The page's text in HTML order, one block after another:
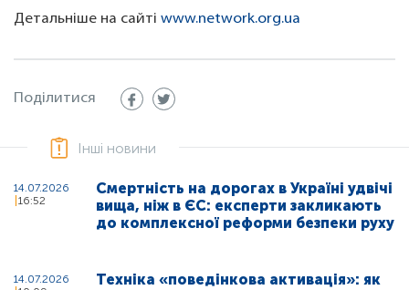
Детальніше на сайті www.network.org.ua
Поділитися
Інші новини
14.07.2026
16:52
Смертність на дорогах в Україні удвічі
вища, ніж в ЄС: експерти закликають
до комплексної реформи безпеки руху
14.07.2026
Техніка «поведінкова активація»: як